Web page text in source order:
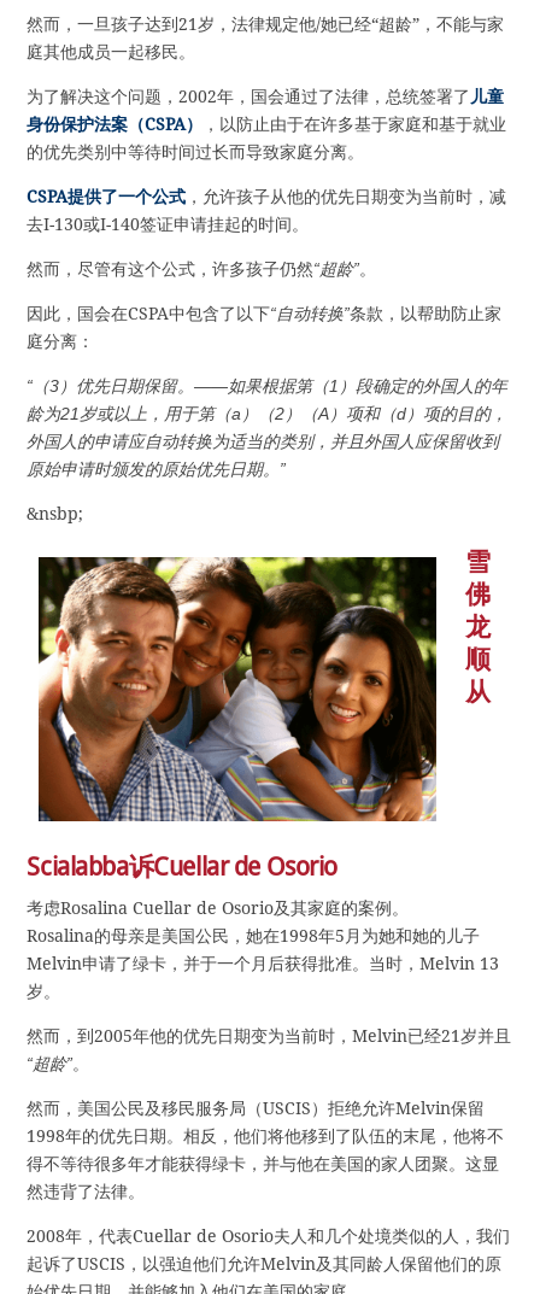
然而，一旦孩子达到21岁，法律规定他/她已经“超龄”，不能与家
庭其他成员一起移民。
为了解决这个问题，2002年，国会通过了法律，总统签署了 儿童
身份保护法案（CSPA）
，以防止由于在许多基于家庭和基于就业
的优先类别中等待时间过长而导致家庭分离。
CSPA提供了一个公式 ，允许孩子从他的优先日期变为当前时，减
去I-130或I-140签证申请挂起的时间。
然而，尽管有这个公式，许多孩子仍然“超龄”。
因此，国会在CSPA中包含了以下“自动转换”条款，以帮助防止家
庭分离：
“（3）优先日期保留。——如果根据第（1）段确定的外国人的年
龄为21岁或以上，用于第（a）（2）（A）项和（d）项的目的，
外国人的申请应自动转换为适当的类别，并且外国人应保留收到
原始申请时颁发的原始优先日期。”
&nsbp;
雪
佛
龙
顺
从
Scialabba诉Cuellar de Osorio
考虑Rosalina Cuellar de Osorio及其家庭的案例。
Rosalina的母亲是美国公民，她在1998年5月为她和她的儿子
Melvin申请了绿卡，并于一个月后获得批准。当时，Melvin 13
岁。
然而，到2005年他的优先日期变为当前时，Melvin已经21岁并且
“超龄”。
然而，美国公民及移民服务局（USCIS）拒绝允许Melvin保留
1998年的优先日期。相反，他们将他移到了队伍的末尾，他将不
得不等待很多年才能获得绿卡，并与他在美国的家人团聚。这显
然违背了法律。
2008年，代表Cuellar de Osorio夫人和几个处境类似的人，我们
起诉了USCIS，以强迫他们允许Melvin及其同龄人保留他们的原